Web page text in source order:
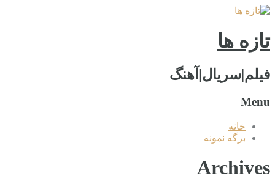
تازه ها
فیلم|سریال|آهنگ
Menu
خانه
برگه نمونه
Archives